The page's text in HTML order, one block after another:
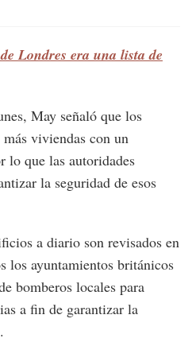
Londres era una lista de
May señaló que los
viviendas con un
lo que las autoridades
la seguridad de esos
a diario son revisados en
los ayuntamientos británicos
bomberos locales para
a fin de garantizar la